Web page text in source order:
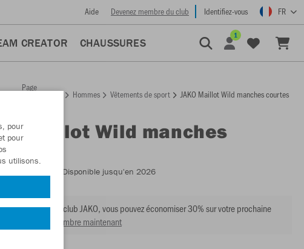
Aide Devenez membre du club Identifiez-vous FR
CREATOR CHAUSSURES
1
Page
Hommes Vêtements de sport JAKO Maillot Wild manches courtes
Maillot Wild manches
- Disponible jusqu'en 2026
que membre du club JAKO, vous pouvez économiser 30% sur votre prochaine
Devenir membre maintenant
pour
pour
utilisons.